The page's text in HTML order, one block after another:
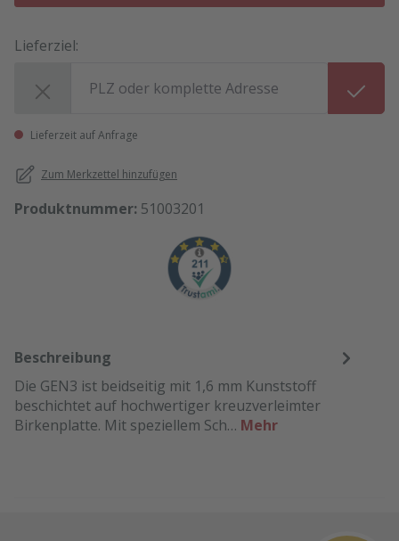
Lieferziel:
Lieferzeit auf Anfrage
Zum Merkzettel hinzufügen
Produktnummer: 51003201
Beschreibung
Die GEN3 ist beidseitig mit 1,6 mm Kunststoff
beschichtet auf hochwertiger kreuzverleimter
Birkenplatte. Mit speziellem Sch… Mehr